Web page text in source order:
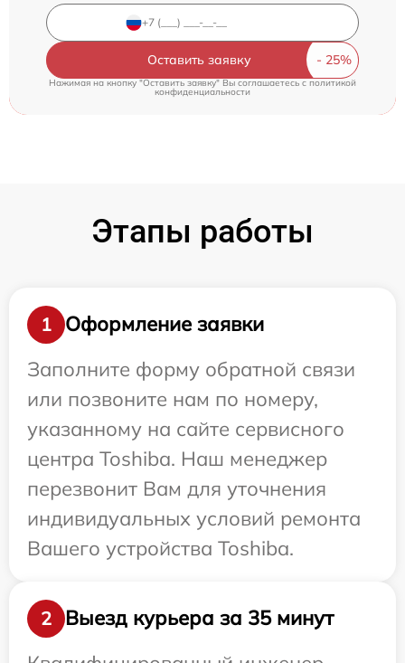
Оставить заявку
Нажимая на кнопку "Оставить заявку" Вы соглашаетесь cполитикой
конфиденциальности
Этапы работы
1
Оформление заявки
Заполните форму обратной связи
или позвоните нам по номеру,
указанному на сайте сервисного
центра Toshiba. Наш менеджер
перезвонит Вам для уточнения
индивидуальных условий ремонта
Вашего устройства Toshiba.
2
Выезд курьера за 35 минут